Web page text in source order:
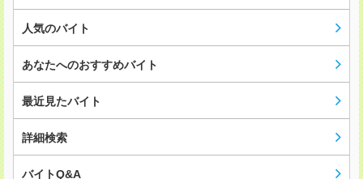
人気のバイト
あなたへのおすすめバイト
最近見たバイト
詳細検索
バイトQ&A